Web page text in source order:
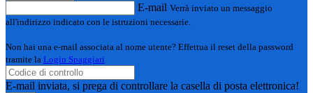
E-mail Verrà inviato un messaggio
all'indirizzo indicato con le istruzioni necessarie.
Non hai una e-mail associata al nome utente? Effettua il reset della password
tramite la Login Spaggiari
E-mail inviata, si prega di controllare la casella di posta elettronica!